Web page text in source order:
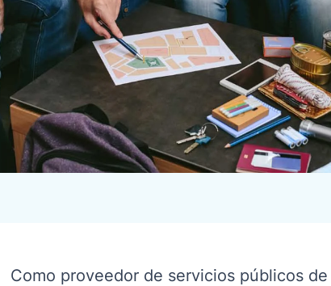
Como proveedor de servicios públicos